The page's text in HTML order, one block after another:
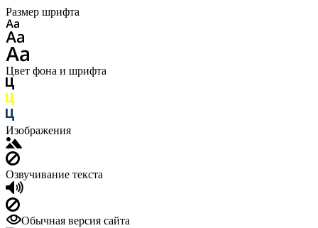
Размер шрифта
Цвет фона и шрифта
Изображения
Озвучивание текста
Обычная версия сайта